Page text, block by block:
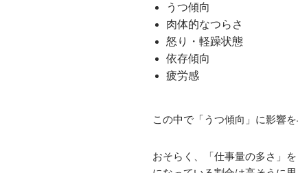
うつ傾向
肉体的なつらさ
怒り・軽躁状態
依存傾向
疲労感
この中で「うつ傾向」に影響
おそらく、「仕事量の多さ」